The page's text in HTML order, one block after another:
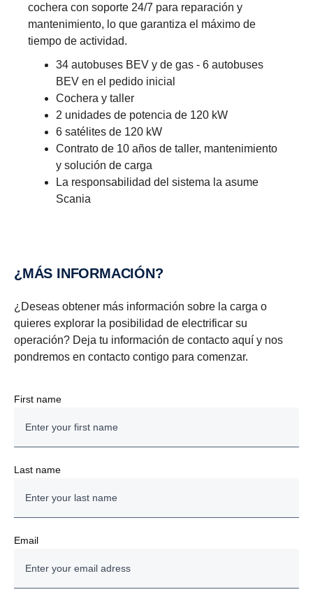
cochera con soporte 24/7 para reparación y
mantenimiento, lo que garantiza el máximo de
tiempo de actividad.
34 autobuses BEV y de gas - 6 autobuses
BEV en el pedido inicial
Cochera y taller
2 unidades de potencia de 120 kW
6 satélites de 120 kW
Contrato de 10 años de taller, mantenimiento
y solución de carga
La responsabilidad del sistema la asume
Scania
¿MÁS INFOR­MA­CIÓN?
¿Deseas obtener más información sobre la carga o
quieres explorar la posibilidad de electrificar su
operación? Deja tu información de contacto aquí y nos
pondremos en contacto contigo para comenzar.
First name
Last name
Email